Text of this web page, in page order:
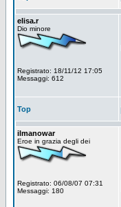
elisa.r
Dio minore
Registrato: 18/11/12 17:05
Messaggi: 612
Top
ilmanowar
Eroe in grazia degli dei
Registrato: 06/08/07 07:31
Messaggi: 180